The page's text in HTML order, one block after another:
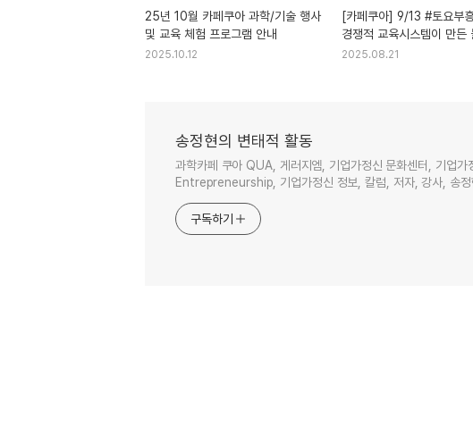
25년 10월 카페쿠아 과학/기술 행사
및 교육 체험 프로그램 안내
2025.10.12
[카페쿠아] 9/13 #토요부
경쟁적 교육시스템이 만든
역사
2025.08.21
송정현의 변태적 활동
과학카페 쿠아 QUA, 게러지엠, 기업가정신 문화센터, 기업가
Entrepreneurship, 기업가정신 정보, 칼럼, 저자, 강사, 송
구독하기